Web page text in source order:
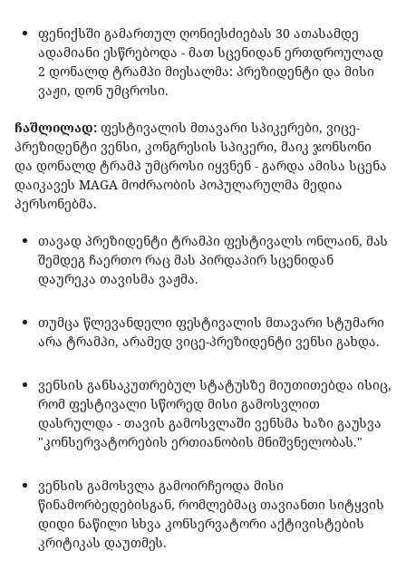
ფენიქსში გამართულ ღონიესძიებას 30 ათასამდე
ადამიანი ესწრებოდა - მათ სცენიდან ერთდროულად
2 დონალდ ტრამპი მიესალმა: პრეზიდენტი და მისი
ვაჟი, დონ უმცროსი.
ჩაშლილად: ფესტივალის მთავარი სპიკერები, ვიცე-
პრეზიდენტი ვენსი, კონგრესის სპიკერი, მაიკ ჯონსონი
და დონალდ ტრამპ უმცროსი იყვნენ - გარდა ამისა სცენა
დაიკავეს MAGA მოძრაობის პოპულარულმა მედია
პერსონებმა.
თავად პრეზიდენტი ტრამპი ფესტივალს ონლაინ, მას
შემდეგ ჩაერთო რაც მას პირდაპირ სცენიდან
დაურეკა თავისმა ვაჟმა.
თუმცა წლევანდელი ფესტივალის მთავარი სტუმარი
არა ტრამპი, არამედ ვიცე-პრეზიდენტი ვენსი გახდა.
ვენსის განსაკუთრებულ სტატუსზე მიუთითებდა ისიც,
რომ ფესტივალი სწორედ მისი გამოსვლით
დასრულდა - თავის გამოსვლაში ვენსმა ხაზი გაუსვა
"კონსერვატორების ერთიანობის მნიშვნელობას."
ვენსის გამოსვლა გამოირჩეოდა მისი
წინამორბედებისგან, რომლებმაც თავიანთი სიტყვის
დიდი ნაწილი სხვა კონსერვატორი აქტივისტების
კრიტიკას დაუთმეს.